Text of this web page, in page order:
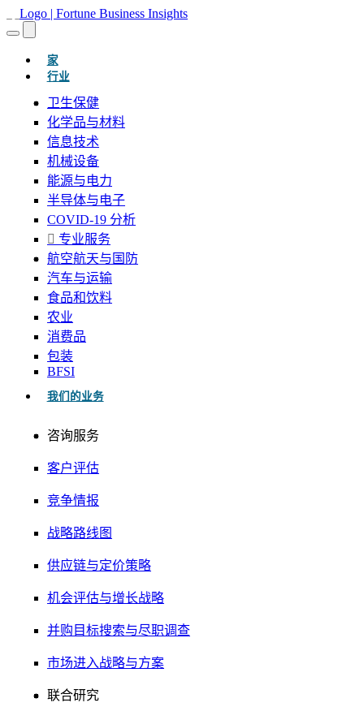
家(当前的)
行业
卫生保健
化学品与材料
信息技术
机械设备
能源与电力
半导体与电子
COVID-19 分析
专业服务
航空航天与国防
汽车与运输
食品和饮料
农业
消费品
包装
BFSI
我们的业务
咨询服务
客户评估
竞争情报
战略路线图
供应链与定价策略
机会评估与增长战略
并购目标搜索与尽职调查
市场进入战略与方案
联合研究